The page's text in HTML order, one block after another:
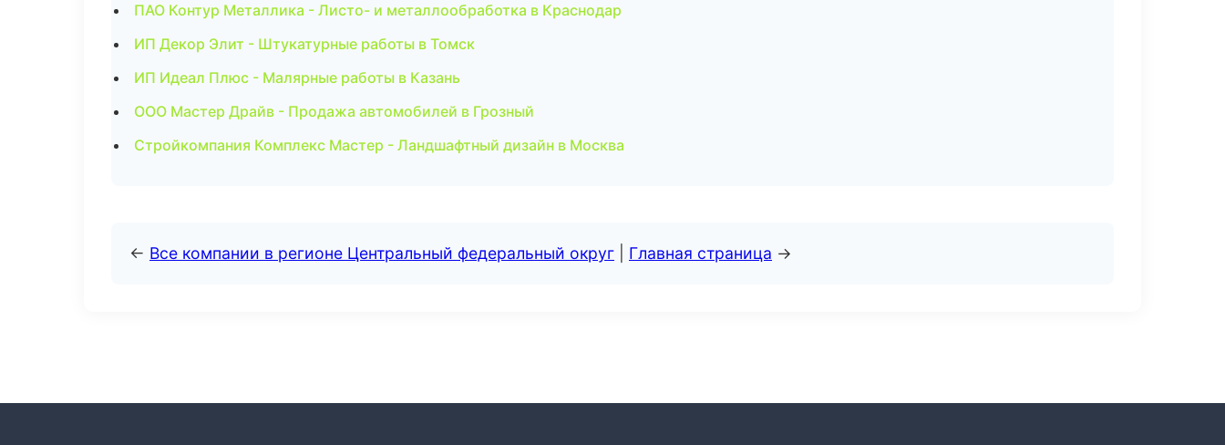
ПАО Контур Металлика - Листо- и металлообработка в Краснодар
ИП Декор Элит - Штукатурные работы в Томск
ИП Идеал Плюс - Малярные работы в Казань
ООО Мастер Драйв - Продажа автомобилей в Грозный
Стройкомпания Комплекс Мастер - Ландшафтный дизайн в Москва
← Все компании в регионе Центральный федеральный округ Главная страница →